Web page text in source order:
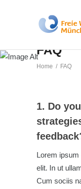
FAQ
Home / FAQ
1. Do
Lorem
elit. In ut
Cum sociis